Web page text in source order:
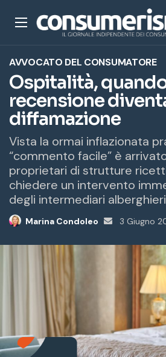
Menu
AVVOCATO DEL CONSUMATORE
Ospitalità,
recensione
diffamazione
Vista la ormai inflazionata
“commento facile” è
proprietari di strutture
chiedere un intervento
degli intermediari
Marina Condoleo
Invia
3 Giugno